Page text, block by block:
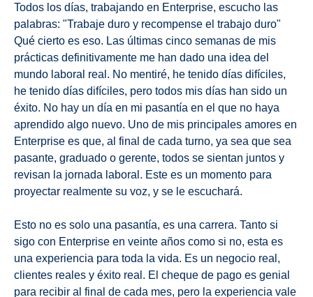
Todos los días, trabajando en Enterprise, escucho las
palabras: "Trabaje duro y recompense el trabajo duro"
Qué cierto es eso. Las últimas cinco semanas de mis
prácticas definitivamente me han dado una idea del
mundo laboral real. No mentiré, he tenido días difíciles,
he tenido días difíciles, pero todos mis días han sido un
éxito. No hay un día en mi pasantía en el que no haya
aprendido algo nuevo. Uno de mis principales amores en
Enterprise es que, al final de cada turno, ya sea que sea
pasante, graduado o gerente, todos se sientan juntos y
revisan la jornada laboral. Este es un momento para
proyectar realmente su voz, y se le escuchará.
Esto no es solo una pasantía, es una carrera. Tanto si
sigo con Enterprise en veinte años como si no, esta es
una experiencia para toda la vida. Es un negocio real,
clientes reales y éxito real. El cheque de pago es genial
para recibir al final de cada mes, pero la experiencia vale